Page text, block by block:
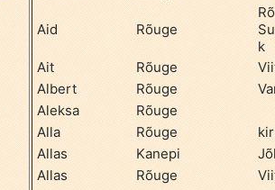
Aid Rõuge
k
Ait
Rõuge
Albert
Rõuge
Aleksa
Rõuge
Alla
Rõuge
Allas
Kanepi
Allas
Rõuge